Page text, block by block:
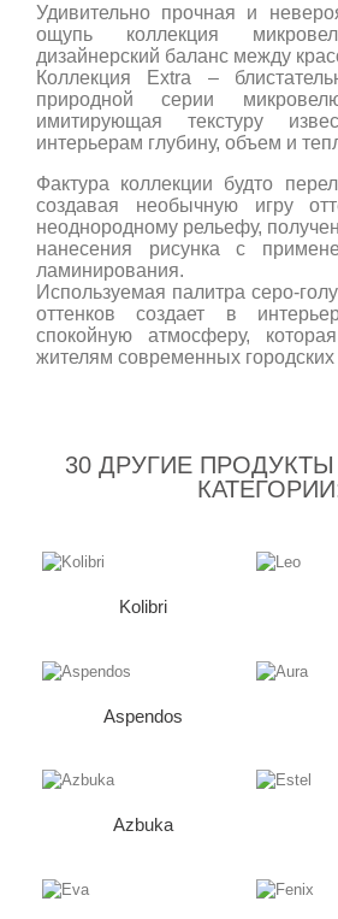
Удивительно прочная и
ощупь коллекция
дизайнерский баланс между
Коллекция Extra –
природной серии
имитирующая текстуру
интерьерам глубину, объем и
Фактура коллекции будто
создавая необычную игру
неоднородному рельефу,
нанесения рисунка с
ламинирования.
Используемая палитра серо-
оттенков создает в
спокойную атмосферу,
жителям современных городских
30 ДРУГИЕ
Kolibri
Aspendos
Azbuka